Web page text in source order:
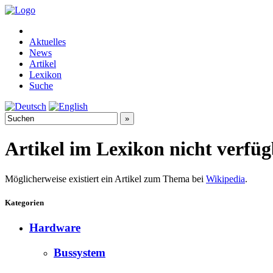
Aktuelles
News
Artikel
Lexikon
Suche
Artikel im Lexikon nicht
Möglicherweise existiert ein Artikel zum Thema bei Wikipedia.
Kategorien
Hardware
Bussystem